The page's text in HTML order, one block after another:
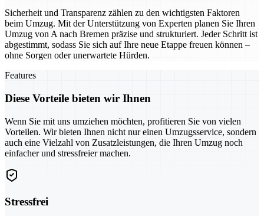
Sicherheit und Transparenz zählen zu den wichtigsten Faktoren
beim Umzug. Mit der Unterstützung von Experten planen Sie Ihren
Umzug von A nach Bremen präzise und strukturiert. Jeder Schritt ist
abgestimmt, sodass Sie sich auf Ihre neue Etappe freuen können –
ohne Sorgen oder unerwartete Hürden.
Features
Diese Vorteile bieten wir Ihnen
Wenn Sie mit uns umziehen möchten, profitieren Sie von vielen
Vorteilen. Wir bieten Ihnen nicht nur einen Umzugsservice, sondern
auch eine Vielzahl von Zusatzleistungen, die Ihren Umzug noch
einfacher und stressfreier machen.
Stressfrei